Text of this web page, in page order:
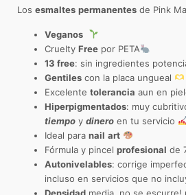
Los esmaltes permanentes de Pink
Veganos
Cruelty Free por PETA
13 free: sin ingredientes
Gentiles con la placa ungueal
Excelente tolerancia aun en
Hiperpigmentados: muy
tiempo y dinero en tu servicio
Ideal para nail art
Fórmula y pincel profesional de
Autonivelables: corrige
incluso en servicios que no